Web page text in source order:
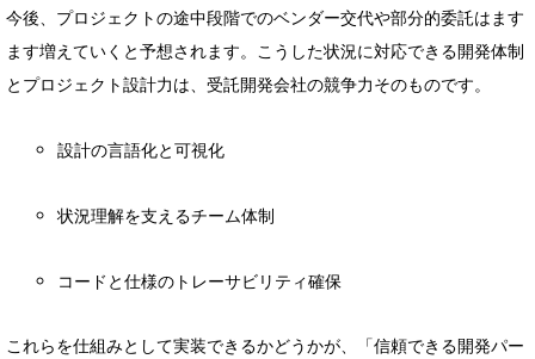
今後、プロジェクトの途中段階でのベンダー交代や部分的委託はます
ます増えていくと予想されます。こうした状況に対応できる開発体制
とプロジェクト設計力は、受託開発会社の競争力そのものです。
設計の言語化と可視化
状況理解を支えるチーム体制
コードと仕様のトレーサビリティ確保
これらを仕組みとして実装できるかどうかが、「信頼できる開発パー